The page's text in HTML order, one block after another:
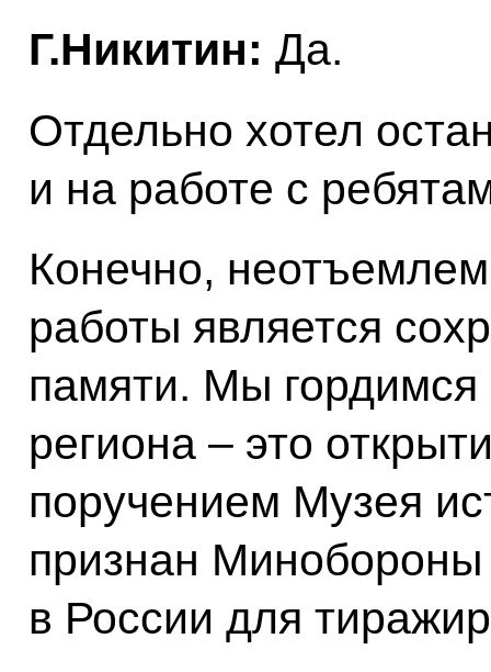
Г.Никитин: Да.
Отдельно хотел
и на работе с
Конечно,
работы является
памяти. Мы
региона – это
поручением Музея
признан
в России для